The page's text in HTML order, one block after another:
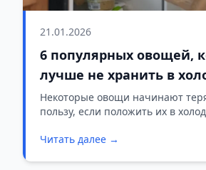
21.01.2026
6 популярных овощей,
лучше не хранить в
Некоторые овощи начинают
пользу, если положить их в
лучше хранить при комнатной
Читать далее →